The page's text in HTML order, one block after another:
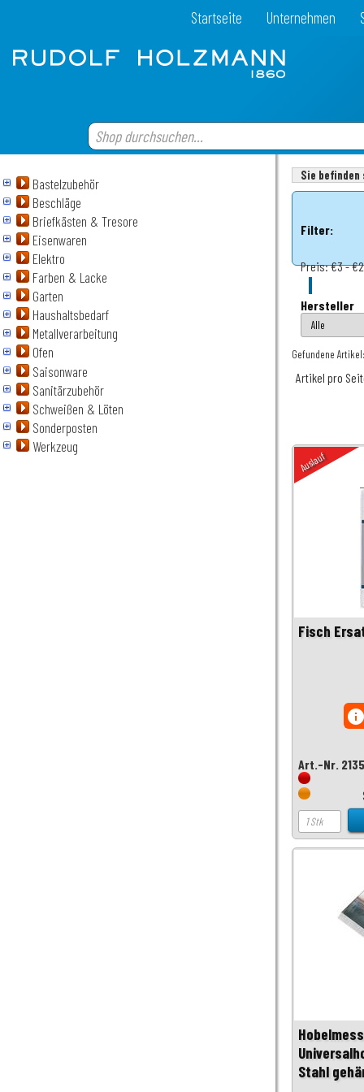
Startseite Unternehmen
Bastelzubehör
Beschläge
Briefkästen & Tresore
Eisenwaren
Elektro
Farben & Lacke
Garten
Haushaltsbedarf
Metallverarbeitung
Ofen
Saisonware
Sanitärzubehör
Schweißen & Löten
Sonderposten
Werkzeug
Sie
Filter:
Preis:€3 -
Hersteller
Gefundene
Artikel pro
Auslauf
Fisch
Art.-Nr.
Stahl